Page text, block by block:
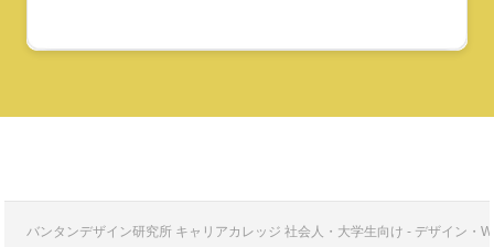
バンタンデザイン研究所 キャリアカレッジ 社会人・大学生向け - デザイン・